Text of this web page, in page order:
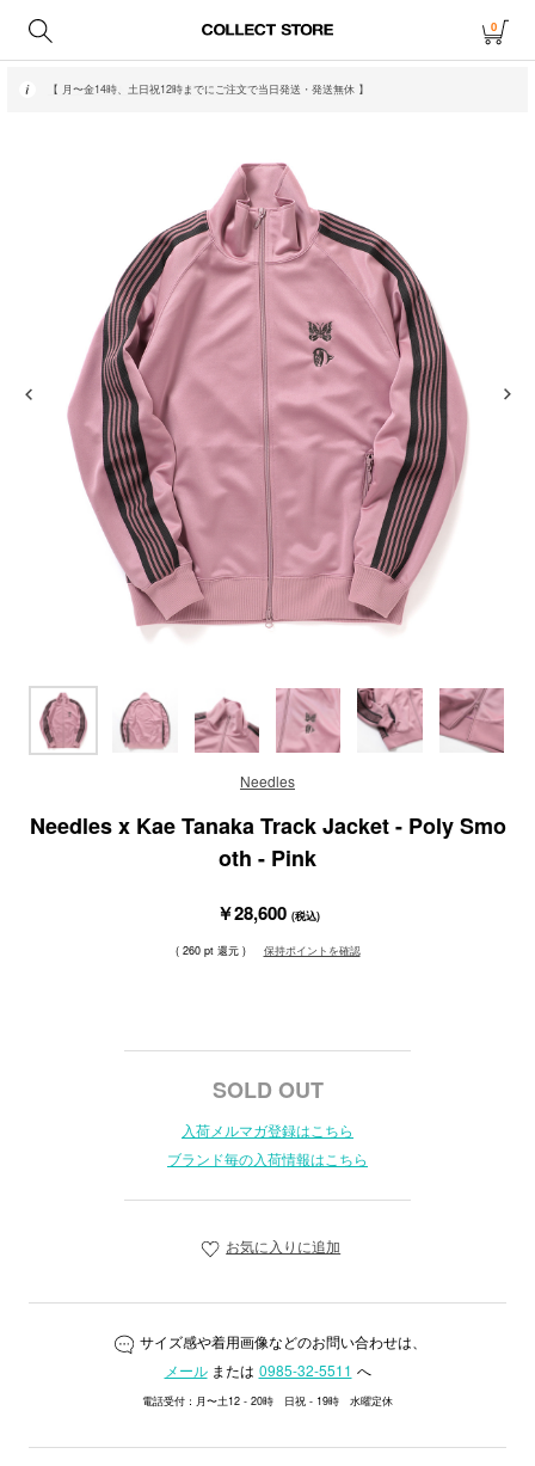
0
【 月〜金14時、土日祝12時までにご注文で当日発送・発送無休 】
【 アウトレット・20〜70%OFF商品はこちら 】
【 月〜金14時、土日祝12時までにご注文で当日発送・発送無休 】
Needles
Needles x Kae Tanaka Track Jacket - Poly Smo
oth - Pink
￥28,600 (税込)
( 260 pt 還元 ) 保持ポイントを確認
SOLD OUT
入荷メルマガ登録はこちら
ブランド毎の入荷情報はこちら
お気に入りに追加
サイズ感や着用画像などのお問い合わせは、
メールまたは 0985-32-5511 へ
電話受付：月〜土12 - 20時 日祝 - 19時 水曜定休